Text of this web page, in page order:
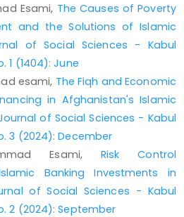
العثيمين، ع. (2015). إدارة المال العام في الإسلام. مؤسسة الإسلام.
الفهيد، ف. ب. ع. (2017).
الطبيعية في ضوء الشريعة. دار المنظومة.
مسلم بن الحجاج، م.
أبو داود، س. ب. ا. (2009).
Esami, The Causes of Poverty
and the Solutions of Islamic
of Social Sciences - Kabul
1 (1404): June
esami, The Fiqh and Economic
in Afghanistan's Islamic
of Social Sciences - Kabul
3 (2024): December
Esami, Risk Control
Banking Investments in
of Social Sciences - Kabul
2 (2024): September